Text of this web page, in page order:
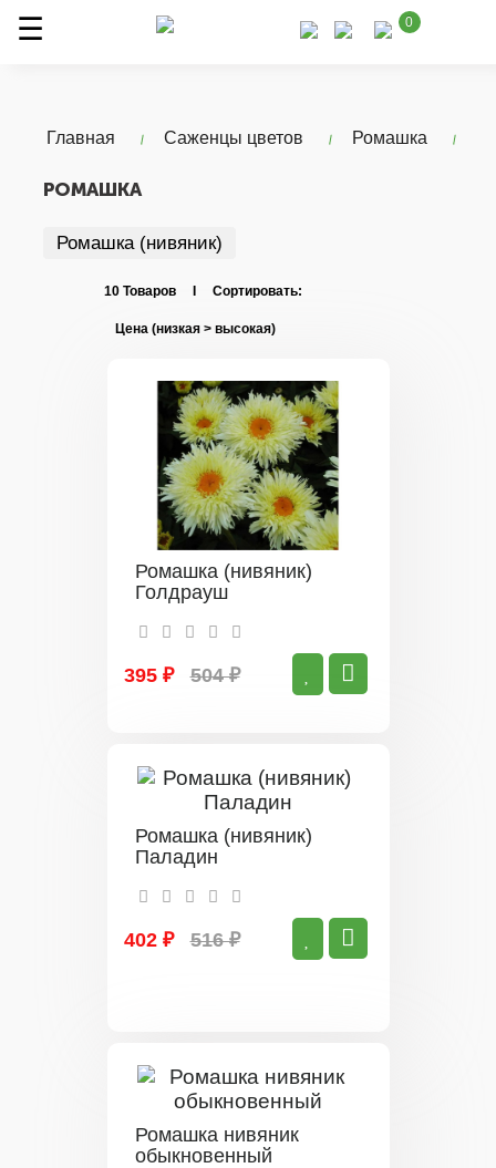
0
Главная Саженцы цветов Ромашка
РОМАШКА
Ромашка (нивяник)
10 Товаров I Сортировать:
Ромашка (нивяник)
Голдрауш
395 ₽ 504 ₽
Ромашка (нивяник)
Паладин
402 ₽ 516 ₽
Ромашка нивяник
обыкновенный